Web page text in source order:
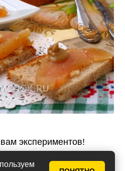
экспериментов!